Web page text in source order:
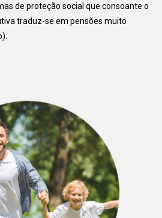
de proteção social que consoante o
traduz-se em pensões muito